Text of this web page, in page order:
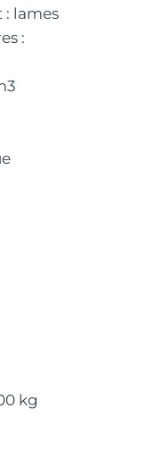
: lames
:
kg